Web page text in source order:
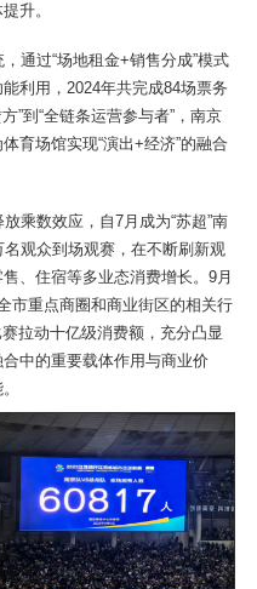
升。
通过“场地租金+销售分成”模式
利用，2024年共完成84场票务
”到“全链条运营参与者”，南京
育场馆实现“演出+经济”的融合
乘数效应，自7月成为“苏超”南
观众到场观赛，在不断刷新观
、住宿等多业态消费增长。9月
市重点商圈和商业街区的相关行
拉动十亿级消费额，充分凸显
中的重要载体作用与商业价